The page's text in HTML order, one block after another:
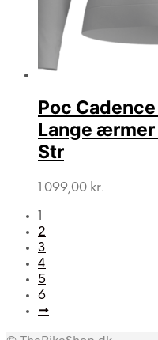
Poc
Lange ærmer
Str
1.099,00 kr.
1
2
3
4
5
6
→